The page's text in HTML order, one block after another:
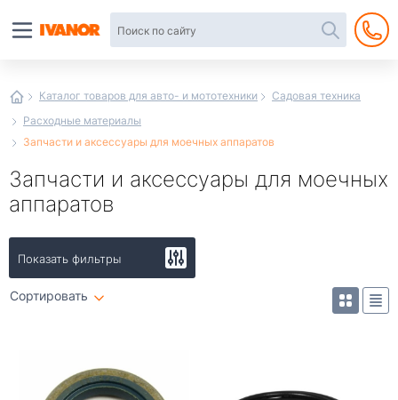
Каталог товаров для авто- и мототехники
Садовая техника
Расходные материалы
Запчасти и аксессуары для моечных аппаратов
Запчасти и аксессуары для моечных
аппаратов
Показать фильтры
Сортировать
интернет-